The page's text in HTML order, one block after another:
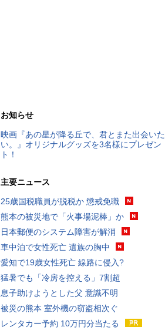
お知らせ
映画『あの星が降る丘で、君とまた出会いた
い。』オリジナルグッズを3名様にプレゼン
ト！
主要ニュース
25歳国税職員が脱税か 懲戒免職
熊本の被災地で「火事場泥棒」か
日本郵便のシステム障害が解消
車中泊で女性死亡 遺族の胸中
愛知で19歳女性死亡 線路に侵入?
猛暑でも「冷房を控える」7割超
息子助けようとした父 意識不明
被災の熊本 室外機の窃盗相次ぐ
レンタカー予約 10万円分当たる